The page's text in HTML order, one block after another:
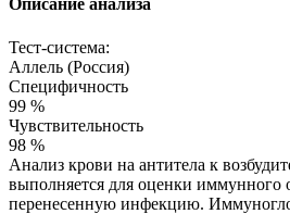
Описание анализа
Тест-система:
Аллель (Россия)
Специфичность
99 %
Чувствительность
98 %
Анализ крови на антитела к
выполняется для оценки иммунного
перенесенную инфекцию.